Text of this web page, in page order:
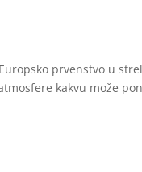
prvenstvo u
kakvu može